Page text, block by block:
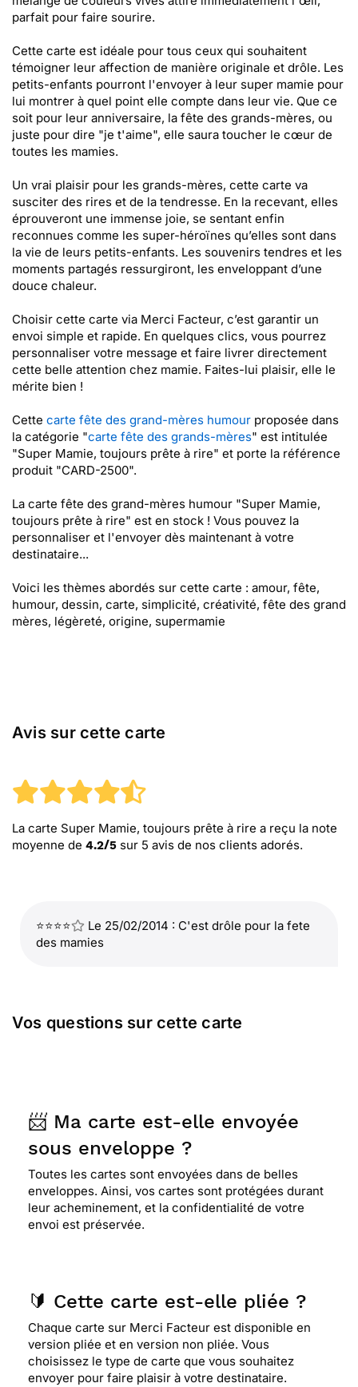
parfait pour faire sourire.
Cette carte est idéale pour tous ceux qui souhaitent
témoigner leur affection de manière originale et drôle. Les
petits-enfants pourront l'envoyer à leur super mamie pour
lui montrer à quel point elle compte dans leur vie. Que ce
soit pour leur anniversaire, la fête des grands-mères, ou
juste pour dire "je t'aime", elle saura toucher le cœur de
toutes les mamies.
Un vrai plaisir pour les grands-mères, cette carte va
susciter des rires et de la tendresse. En la recevant, elles
éprouveront une immense joie, se sentant enfin
reconnues comme les super-héroïnes qu’elles sont dans
la vie de leurs petits-enfants. Les souvenirs tendres et les
moments partagés ressurgiront, les enveloppant d’une
douce chaleur.
Choisir cette carte via Merci Facteur, c’est garantir un
envoi simple et rapide. En quelques clics, vous pourrez
personnaliser votre message et faire livrer directement
cette belle attention chez mamie. Faites-lui plaisir, elle le
mérite bien !
Cette carte fête des grand-mères humour proposée dans
la catégorie "carte fête des grands-mères" est intitulée
"Super Mamie, toujours prête à rire" et porte la référence
produit "CARD-2500".
La carte fête des grand-mères humour "Super Mamie,
toujours prête à rire" est en stock ! Vous pouvez la
personnaliser et l'envoyer dès maintenant à votre
destinataire...
Voici les thèmes abordés sur cette carte : amour, fête,
humour, dessin, carte, simplicité, créativité, fête des grand
mères, légèreté, origine, supermamie
Avis sur cette carte
La carte Super Mamie, toujours prête à rire a reçu la note
moyenne de 4.2/5 sur 5 avis de nos clients adorés.
⭐⭐⭐⭐
Le 25/02/2014 : C'est drôle pour la fete
des mamies
Vos questions sur cette carte
📨 Ma carte est-elle envoyée
sous enveloppe ?
Toutes les cartes sont envoyées dans de belles
enveloppes. Ainsi, vos cartes sont protégées durant
leur acheminement, et la confidentialité de votre
envoi est préservée.
🔰 Cette carte est-elle pliée ?
Chaque carte sur Merci Facteur est disponible en
version pliée et en version non pliée. Vous
choisissez le type de carte que vous souhaitez
envoyer pour faire plaisir à votre destinataire.